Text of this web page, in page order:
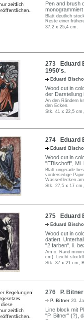
Pen and brush
Blatt deutlich
Reste einer
37,2 x 25,4 cm.
273 Eduard
1950's.
Eduard
Wood cut in
der Darstellung
An den Rändern
den Ecken.
Stk. 41 x 22,5
274 Eduard
Eduard
Wood cut in
"EBischoff", Mi.
Blatt ungerade
vorderseitige
Wasserflecken
Stk. 27,5 x 17
275 Eduard
Eduard
Wood cut in
datiert.
"2 farben", li.
Am o. Rand
cm). Leicht
Stk. 37 x 21 cm,
276 P. Bitner
P. Bitner 20.
Line block mit
"P. Bitner" (?),